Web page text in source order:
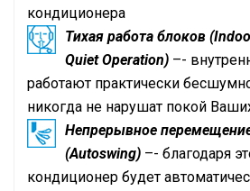
кондиционера
Тихая работа блоков
Quiet Operation) –-
работают практически
никогда не нарушат покой
Непрерывное
(Autoswing) –- благодаря
кондиционер будет